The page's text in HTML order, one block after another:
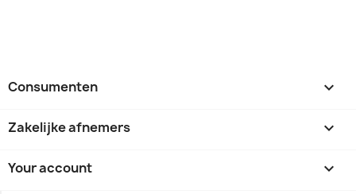
Consumenten 
Zakelijke afnemers 
Your account 